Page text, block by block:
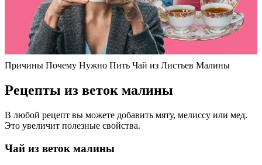
Причины Почему Нужно Пить Чай из Листьев Малины
Рецепты из веток малины
В любой рецепт вы можете добавить мяту, мелиссу или мед.
Это увеличит полезные свойства.
Чай из веток малины